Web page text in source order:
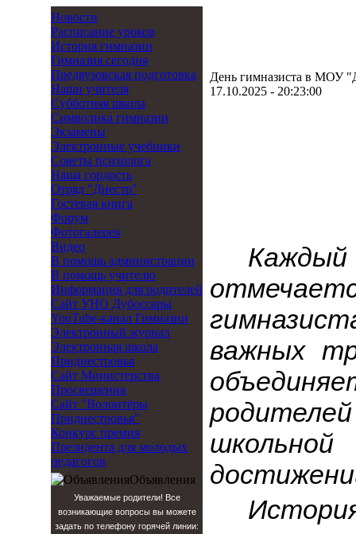
Новости
Расписание уроков
История гимназии
Гимназия сегодня
Предвузовская подготовка
Наши учителя
Субботняя школа
Символика гимназии
Экзамены
Электронные учебники
Советы психолога
Наша гордость
Отряд "Днестр"
Гостевая книга
Форум
Фотогалерея
Видео
В помощь администрации
В помощь учителю
Информация для родителей
Cайт УНО Дубоссары
YouTube-канал Гимназии
Электронный журнал
Электронная школа
Приднестровья
Сайт Министерства
Просвещения
Сайт "Волонтёры
Приднестровья"
Конкурс премия
Президента для молодых
педагогов
Объявления
Уважаемые родители! Все
возникающие вопросы вы можете
задать по телефону горячей линии:
День гимназиста в МОУ
17.10.2025 - 20:23:00
важных